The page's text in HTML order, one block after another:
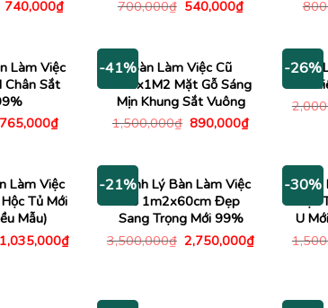
Giá
740,000₫Giá
740,000₫.
700,000₫ Giá
540,000₫Giá
540,000₫.
Làm Việc
Chân Sắt
Giá
765,000₫Giá
765,000₫.
-41%Bàn Làm Việc Cũ
1M2x1M2 Mặt Gỗ Sáng
Mịn Khung Sắt Vuông
1,500,000₫ Giá
890,000₫Giá
890,000₫.
-26%
Bàn
Làm Việc
Tủ Mới
Mẫu)
Giá
gốc
1,035,000₫Giá
-21%
Thanh Lý Bàn Làm Việc
Gỗ 1m2x60cm Đẹp
Sang Trọng Mới 99%
3,500,000₫ Giá
gốc
2,750,000₫Giá
-30%
Bàn
Hộc
U